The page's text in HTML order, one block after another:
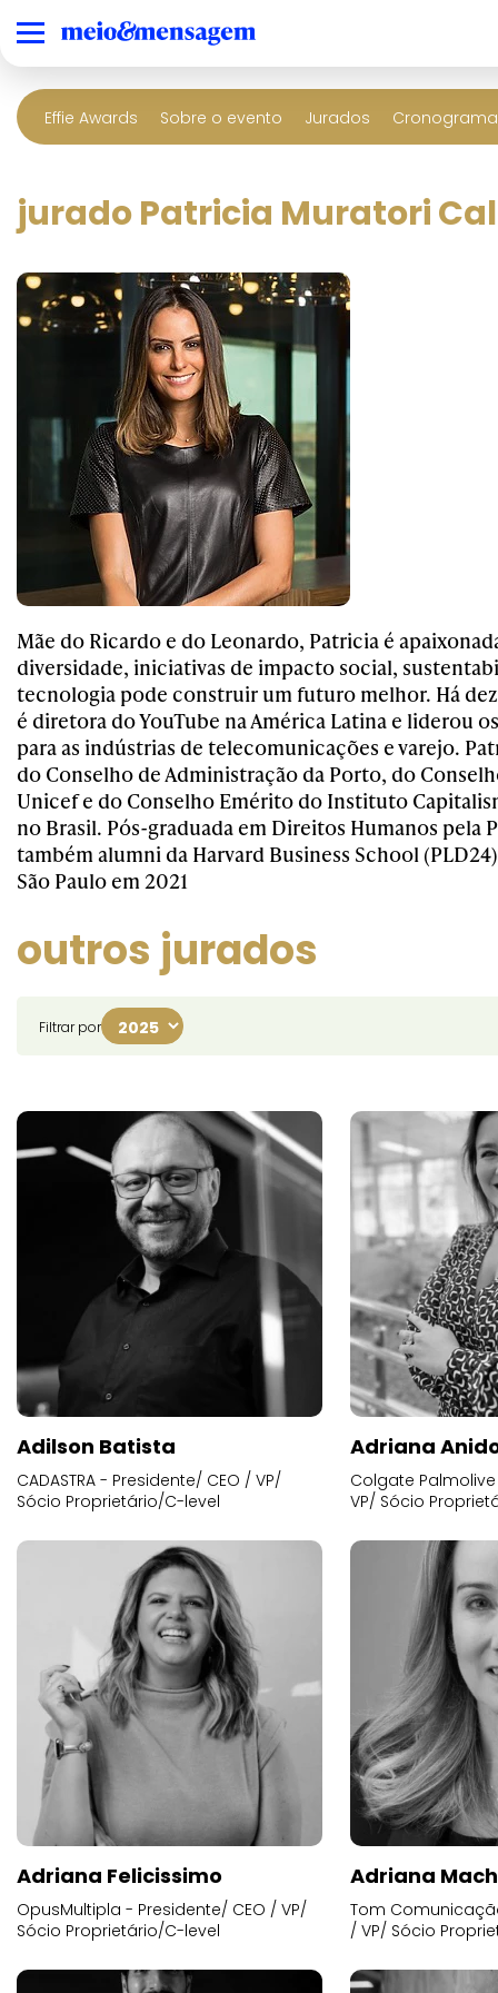
Effie Awards Sobre o evento Jurados
jurado Patricia Muratori
Mãe do Ricardo e do Leonardo, Patricia é
diversidade, iniciativas de impacto social,
tecnologia pode construir um futuro melhor. Há
é diretora do YouTube na América Latina e liderou
para as indústrias de telecomunicações e varejo.
do Conselho de Administração da Porto, do
Unicef e do Conselho Emérito do Instituto
no Brasil. Pós-graduada em Direitos Humanos pela
também alumni da Harvard Business School
São Paulo em 2021
outros jurados
Filtrar por
Adilson Batista
CADASTRA - Presidente/ CEO / VP/
Sócio Proprietário/C-level
Adriana
Colgate
VP/ Sócio
Adriana Felicissimo
OpusMultipla - Presidente/ CEO / VP/
Sócio Proprietário/C-level
Adriana
Tom
/ VP/ Sócio